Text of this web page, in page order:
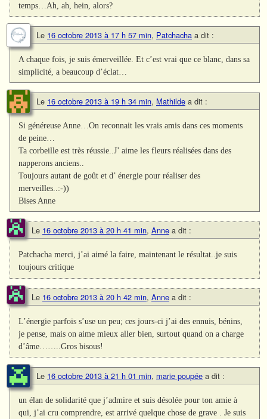
temps…Ah, ah, hein, alors?
Le 16 octobre 2013 à 17 h 57 min, Patchacha a dit :
A chaque fois, je suis émerveillée. Et c’est vrai que ce blanc, dans sa
simplicité, a beaucoup d’éclat…
Le 16 octobre 2013 à 19 h 34 min, Mathilde a dit :
Si généreuse Anne…On reconnait les vrais amis dans ces moments
de peine…
Ta corbeille est très réussie..J’ aime les fleurs réalisées dans des
napperons anciens..
Toujours autant de goût et d’ énergie pour réaliser des
merveilles..:-))
Bises Anne
Le 16 octobre 2013 à 20 h 41 min, Anne a dit :
Patchacha merci, j’ai aimé la faire, maintenant le résultat..je suis
toujours critique
Le 16 octobre 2013 à 20 h 42 min, Anne a dit :
L’énergie parfois s’use un peu; ces jours-ci j’ai des ennuis, bénins,
je pense, mais on aime mieux aller bien, surtout quand on a charge
d’âme……..Gros bisous!
Le 16 octobre 2013 à 21 h 01 min, marie poupée a dit :
un élan de solidarité que j’admire et suis désolée pour ton amie à
qui, j’ai cru comprendre, est arrivé quelque chose de grave . Je suis